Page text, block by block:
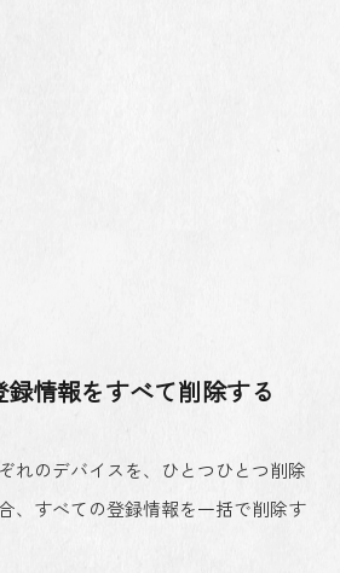
情報をすべて削除する
れのデバイスを、ひとつひとつ削除
、すべての登録情報を一括で削除す